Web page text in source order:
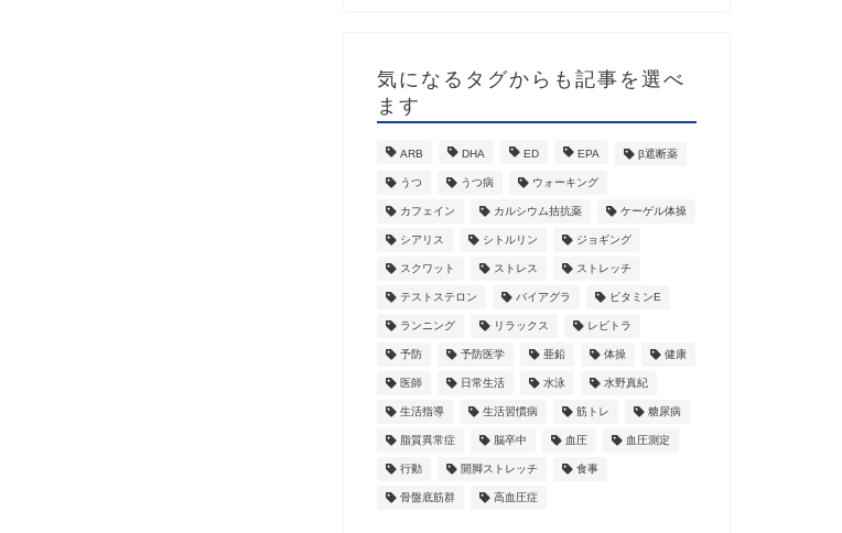
気になるタグからも記事を選べ
ます
ARB DHA ED EPA β遮断薬
うつ うつ病 ウォーキング
カフェイン カルシウム拮抗薬 ケーゲル体操
シアリス シトルリン ジョギング
スクワット ストレス ストレッチ
テストステロン バイアグラ ビタミンE
ランニング リラックス レビトラ
予防 予防医学 亜鉛 体操 健康
医師 日常生活 水泳 水野真紀
生活指導 生活習慣病 筋トレ 糖尿病
脂質異常症 脳卒中 血圧 血圧測定
行動 開脚ストレッチ 食事
骨盤底筋群 高血圧症